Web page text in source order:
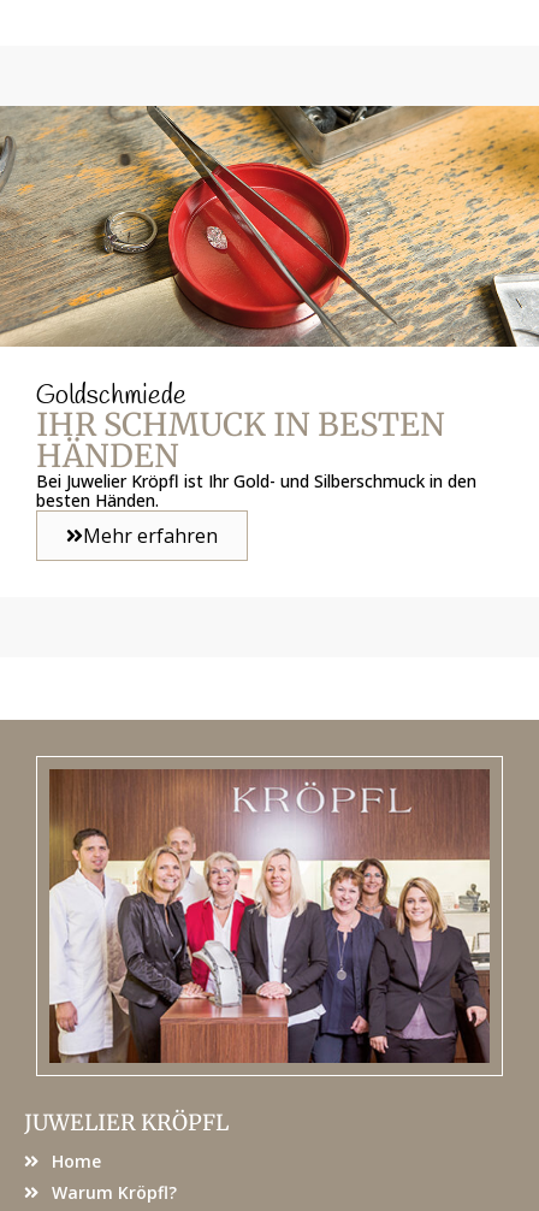
Goldschmiede
IHR SCHMUCK IN BESTEN
HÄNDEN
Bei Juwelier Kröpfl ist Ihr Gold- und Silberschmuck in den
besten Händen.
Mehr erfahren
JUWELIER KRÖPFL
Home
Warum Kröpfl?